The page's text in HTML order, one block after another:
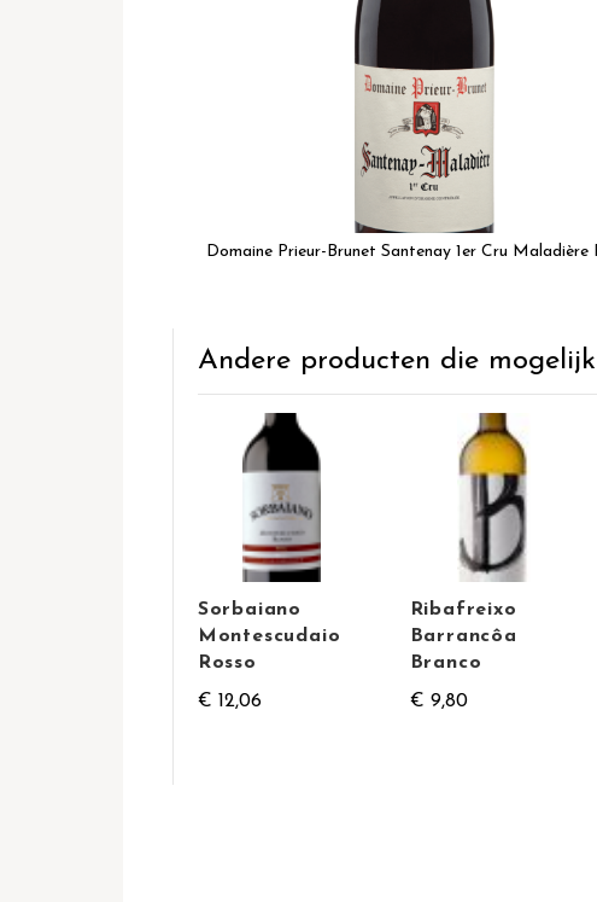
Domaine Prieur-Brunet Santenay 1er Cru Maladière
het
begin
afbeeldingen-
Andere producten die
Sorbaiano
Montescudaio
Rosso
€ 12,06
Ribafreixo
Barrancôa
Branco
€ 9,80